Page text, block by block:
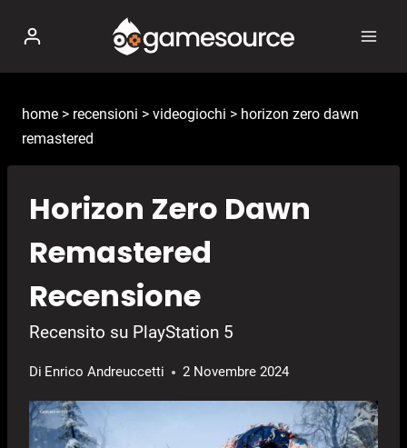
contenuto
home > recensioni > videogiochi > horizon zero dawn
remastered
Horizon Zero Dawn
Remastered
Recensione
Recensito su PlayStation 5
Di Enrico Andreuccetti 2 Novembre 2024